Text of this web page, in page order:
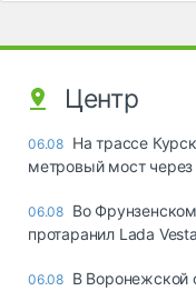
Центр
06.08 На трассе
метровый мост
06.08 Во
протаранил Lada Vesta
06.08 В Воронежской